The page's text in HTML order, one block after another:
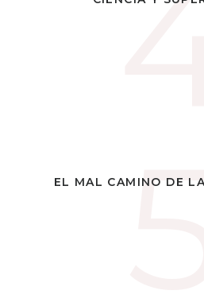
EL MAL CAMINO DE
¿ESTE ES EL BUEN